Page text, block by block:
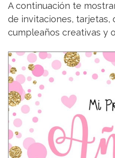
A continuación te
de invitaciones, tarjetas,
cumpleaños creativas y